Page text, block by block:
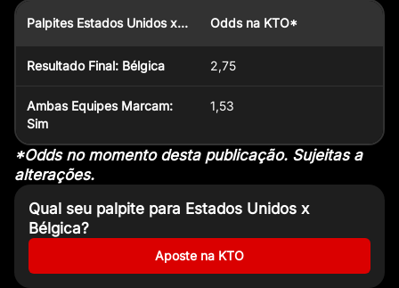
Palpites Estados Unidos x Bélgica Odds na KTO*
Resultado Final: Bélgica 2,75
Ambas Equipes Marcam:
Sim
1,53
*Odds no momento desta publicação. Sujeitas a
alterações.
Qual seu palpite para Estados Unidos x
Bélgica?
Aposte na KTO